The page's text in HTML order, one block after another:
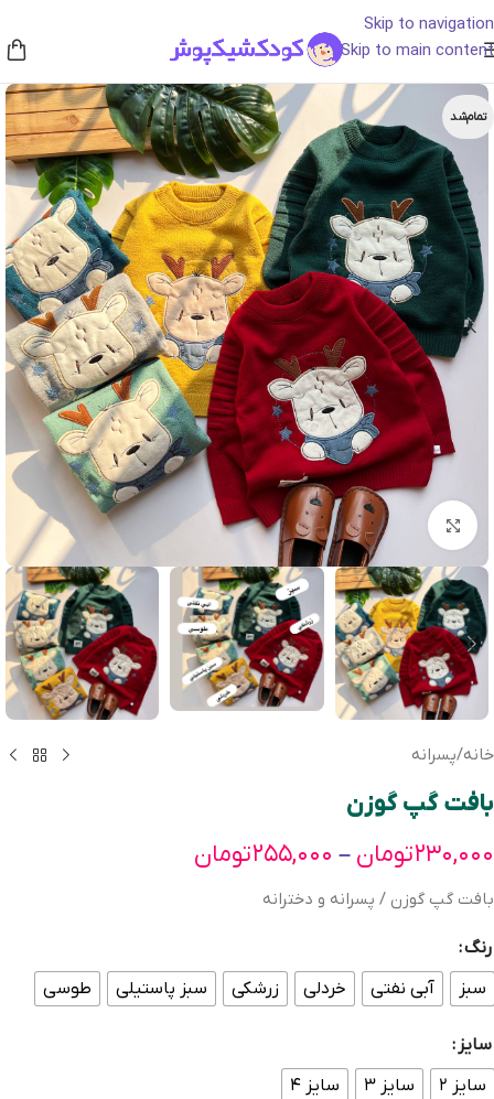
Skip to navigation
Skip to main content
تمام‌شد
بزرگنمایی تصویر
خانه/پسرانه
بافت گپ گوزن
۲۳۰,۰۰۰تومان – ۲۵۵,۰۰۰تومان
بافت گپ گوزن / پسرانه و دخترانه
رنگ
سبز
آبي نفتي خردلی زرشکی سبز پاستيلي طوسی
سایز
سایز ۲
سایز ۳ سایز ۴